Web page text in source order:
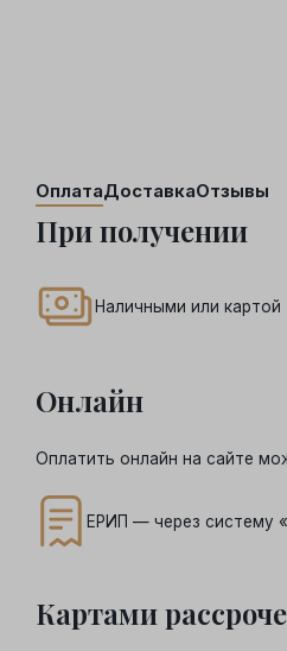
Оплата
При получении
Наличными или картой
Онлайн
Оплатить онлайн на сайте
ЕРИП — через систему
Картами
ДоставкаОтзывы